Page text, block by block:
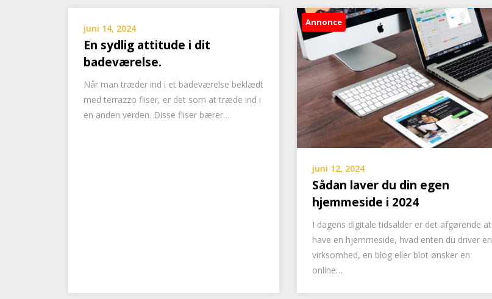
juni 14, 2024
En sydlig attitude i dit
badeværelse.
Når man træder ind i et badeværelse beklædt
med terrazzo fliser, er det som at træde ind i
en anden verden. Disse fliser bærer…
Annonce
juni 12, 2024
Sådan laver du din egen
hjemmeside i 2024
I dagens digitale tidsalder er det afgørende at
have en hjemmeside, hvad enten du driver en
virksomhed, en blog eller blot ønsker en
online…